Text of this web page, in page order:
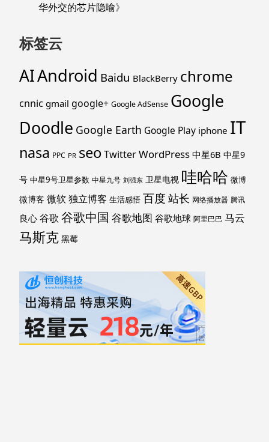
华外交的芯片隐喻》
标签云
AIAndroid Baidu BlackBerry chrome
cnnic gmail google+ Google AdSense Google
Doodle Google Earth Google Play iphone IT
nasa PPC PR seoTwitterWordPress 中星6B 中星9
号 中星9号卫星参数 中星九号 刘强东 卫星电视 哇哈哈 微博
微博客 微软独立博客 生活感悟 百度 站长 网络播放器 腾讯
良心 谷歌 谷歌中国 谷歌地图 谷歌地球 阿里巴巴 马云
马斯克 黑莓